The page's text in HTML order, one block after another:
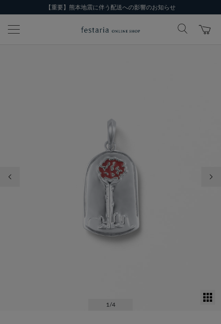
【重要】熊本地震に伴う配送への影響のお知らせ
1 /4